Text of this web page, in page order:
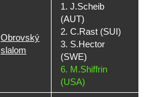
Obrovský
slalom
1. J.Scheib
(AUT)
2. C.Rast (SUI)
3. S.Hector
(SWE)
6. M.Shiffrin
(USA)